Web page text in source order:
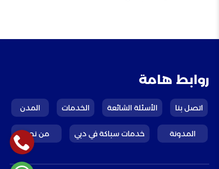
روابط هامة
اتصل بنا الأسئلة الشائعة الخدمات المدن
المدونة خدمات سباكة في دبي من نحن